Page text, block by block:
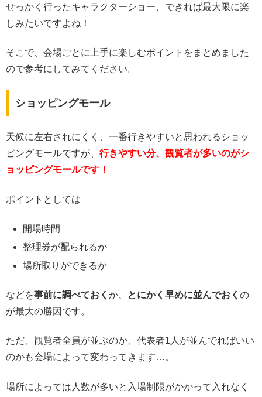
せっかく行ったキャラクターショー、できれば最大限に楽
しみたいですよね！
そこで、会場ごとに上手に楽しむポイントをまとめました
ので参考にしてみてください。
ショッピングモール
天候に左右されにくく、一番行きやすいと思われるショッ
ピングモールですが、 行きやすい分、観覧者が多いのがシ
ョッピングモールです！
ポイントとしては
開場時間
整理券が配られるか
場所取りができるか
などを事前に調べておく か、 とにかく早めに並んでおく の
が最大の勝因です。
ただ、観覧者全員が並ぶのか、代表者1人が並んでればいい
のかも会場によって変わってきます…。
場所によっては人数が多いと入場制限がかかって入れなく